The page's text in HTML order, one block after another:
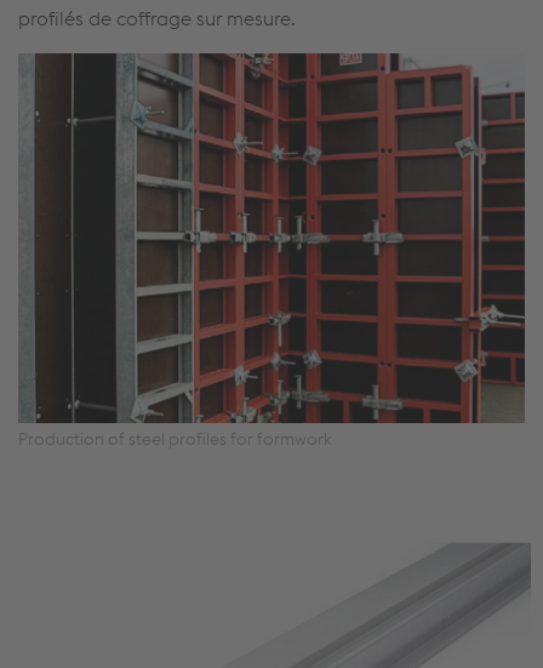
profilés de coffrage sur mesure.
Production of steel profiles for formwork